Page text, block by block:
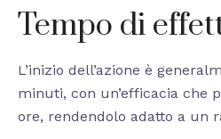
Tempo di
L’inizio dell’azione è
minuti, con un’efficacia che
ore, rendendolo adatto a un